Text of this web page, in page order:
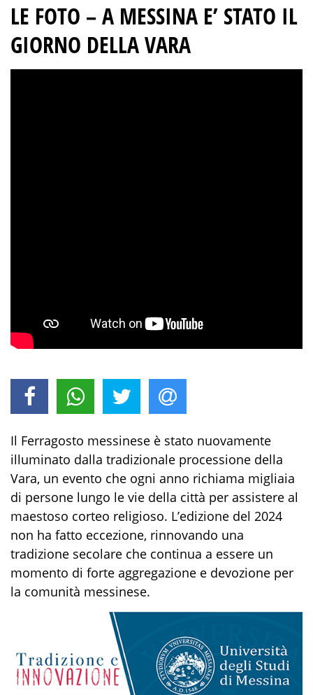
LE FOTO –A MESSINA E’ STATO IL
GIORNO DELLA VARA
Il Ferragosto messinese è stato nuovamente
illuminato dalla tradizionale processione della
Vara, un evento che ogni anno richiama migliaia
di persone lungo le vie della città per assistere al
maestoso corteo religioso. L’edizione del 2024
non ha fatto eccezione, rinnovando una
tradizione secolare che continua a essere un
momento di forte aggregazione e devozione per
la comunità messinese.